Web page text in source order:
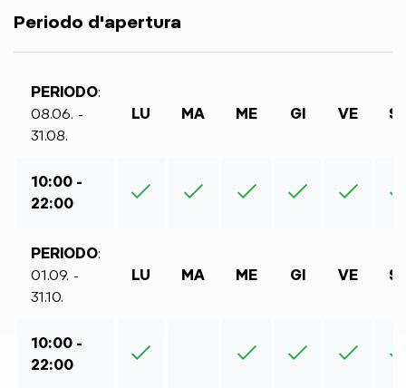
Periodo d'apertura
PERIODO:
08.06. -
31.08.
LU MA ME GI VE
10:00 -
22:00
PERIODO:
01.09. -
31.10.
LU MA ME GI VE
10:00 -
22:00